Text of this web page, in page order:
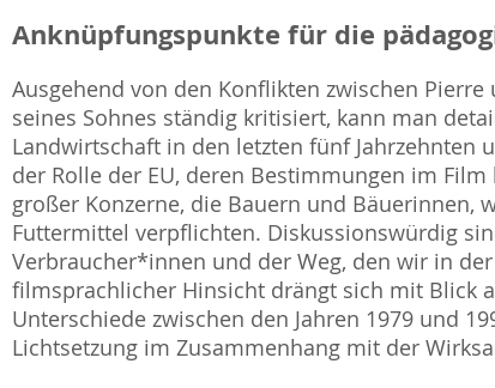
Anknüpfungspunkte für die
Ausgehend von den Konflikten zwischen
seines Sohnes ständig kritisiert, kann man
Landwirtschaft in den letzten fünf Jahrzehnten
der Rolle der EU, deren Bestimmungen im
großer Konzerne, die Bauern und Bäuerinnen,
Futtermittel verpflichten. Diskussionswürdig
Verbraucher*innen und der Weg, den wir in
filmsprachlicher Hinsicht drängt sich mit Blick
Unterschiede zwischen den Jahren 1979 und
Lichtsetzung im Zusammenhang mit der